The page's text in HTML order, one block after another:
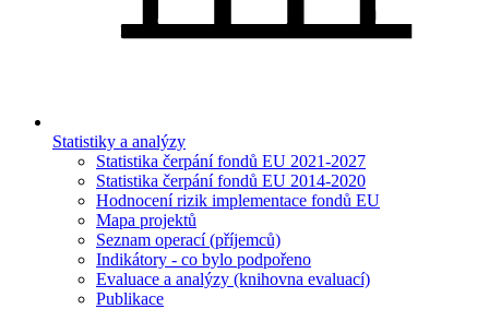
Statistiky a analýzy
Statistika čerpání fondů EU 2021-2027
Statistika čerpání fondů EU 2014-2020
Hodnocení rizik implementace fondů EU
Mapa projektů
Seznam operací (příjemců)
Indikátory - co bylo podpořeno
Evaluace a analýzy (knihovna evaluací)
Publikace